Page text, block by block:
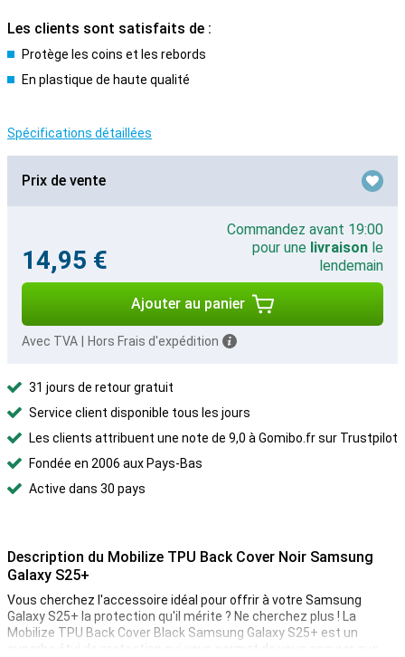
Les clients sont satisfaits de :
Protège les coins et les rebords
En plastique de haute qualité
Spécifications détaillées
Prix de vente
14,95 €
Commandez avant 19:00
pour une livraison le
lendemain
Ajouter au panier
Avec TVA Hors Frais d'expédition
31 jours de retour gratuit
Service client disponible tous les jours
Les clients attribuent une note de 9,0 à Gomibo.fr sur Trustpilot
Fondée en 2006 aux Pays-Bas
Active dans 30 pays
Description du Mobilize TPU Back Cover Noir Samsung
Galaxy S25+
Vous cherchez l'accessoire idéal pour offrir à votre Samsung
Galaxy S25+ la protection qu'il mérite ? Ne cherchez plus ! La
Mobilize TPU Back Cover Black Samsung Galaxy S25+ est un
superbe étui de protection qui vous permet de vous assurer que